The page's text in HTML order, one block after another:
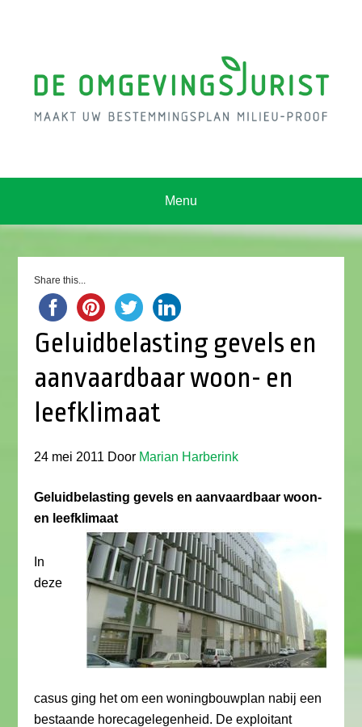
Menu
Share this...
Geluidbelasting gevels en
aanvaardbaar woon- en
leefklimaat
24 mei 2011 Door Marian Harberink
Geluidbelasting gevels en aanvaardbaar woon-
en leefklimaat
In
deze
casus ging het om een woningbouwplan nabij een
bestaande horecagelegenheid. De exploitant